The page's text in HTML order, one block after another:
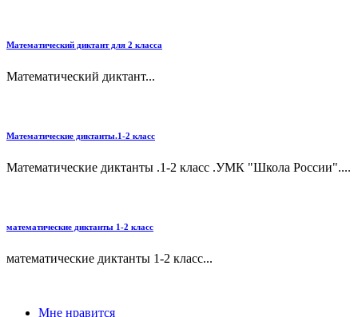
Математический диктант для 2 класса
Математический диктант...
Математические диктанты.1-2 класс
Математические диктанты .1-2 класс .УМК "Школа России"....
математические диктанты 1-2 класс
математические диктанты 1-2 класс...
Мне нравится